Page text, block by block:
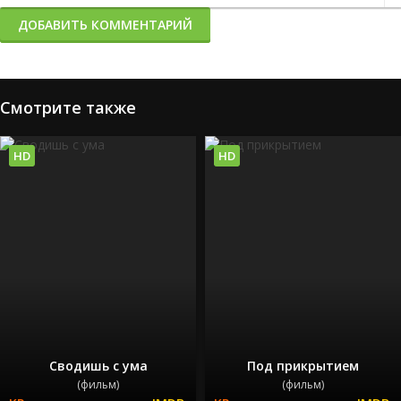
ДОБАВИТЬ КОММЕНТАРИЙ
Смотрите также
Сводишь с ума
(фильм)
HD
Под прикрытием
(фильм)
HD